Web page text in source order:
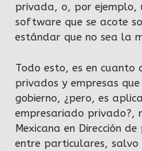
privada, o, por ejemplo,
software que se acote
estándar que no sea la
Todo esto, es en cuanto
privados y empresas
gobierno, ¿pero, es
empresariado privado?,
Mexicana en Dirección
entre particulares, salvo